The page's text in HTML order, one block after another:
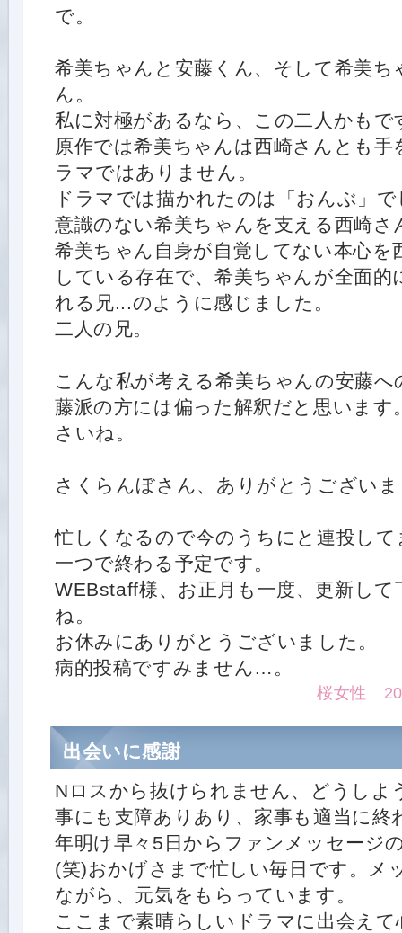
で。
希美ちゃんと安藤くん、そして希美ち
ん。
私に対極があるなら、この二人かもで
原作では希美ちゃんは西崎さんとも手
ラマではありません。
ドラマでは描かれたのは「おんぶ」
意識のない希美ちゃんを支える西崎さ
希美ちゃん自身が自覚してない本心を
している存在で、希美ちゃんが全面的
れる兄...のように感じました。
二人の兄。
こんな私が考える希美ちゃんの安藤へ
藤派の方には偏った解釈だと思います
さいね。
さくらんぼさん、ありがとうござい
忙しくなるので今のうちにと連投し
一つで終わる予定です。
WEBstaff様、お正月も一度、更新し
ね。
お休みにありがとうございました。
病的投稿ですみません…。
桜女性
出会いに感謝
Nロスから抜けられません、どうしよ
事にも支障ありあり、家事も適当に終
年明け早々5日からファンメッセージ
(笑)おかげさまで忙しい毎日です。メ
ながら、元気をもらっています。
ここまで素晴らしいドラマに出会え